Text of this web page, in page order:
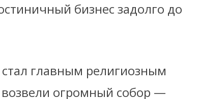
бизнес задолго до
главным религиозным
огромный собор —